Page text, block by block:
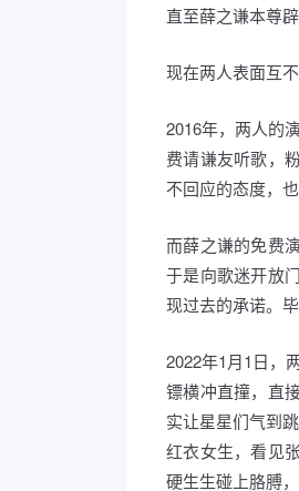
直至薛之谦本尊
现在两人表面互
2016年，两人的
费请谦友听歌，
不回应的态度，
而薛之谦的免费
于是向歌迷开放
现过去的承诺。
2022年1月1日，
镖横冲直撞，直
实让星星们气到
红衣女生，看见
硬生生碰上胳膊